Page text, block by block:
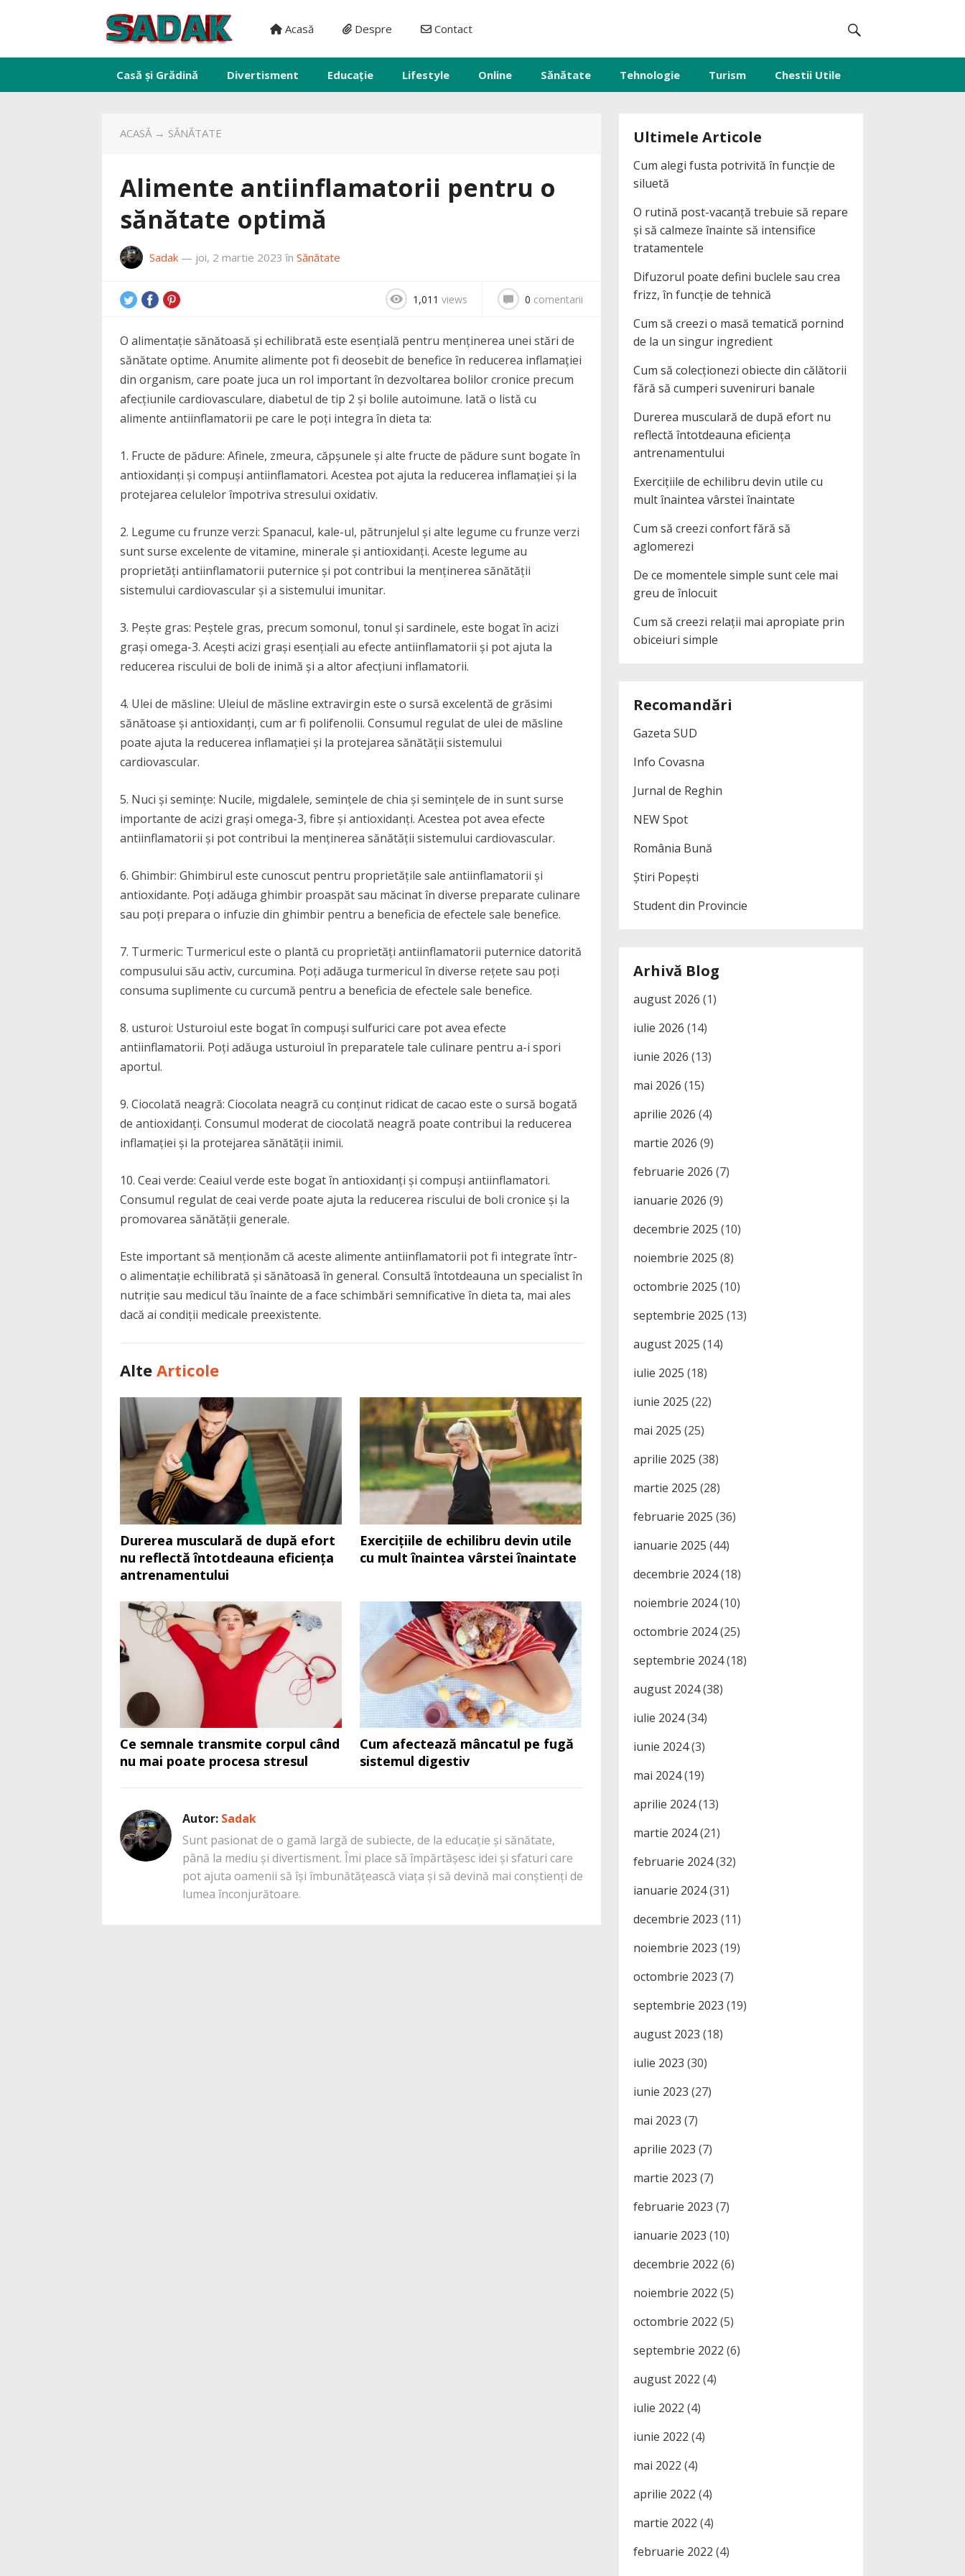
Acasă Despre Contact
Casă și Grădină Divertisment Educație Lifestyle Online Sănătate Tehnologie Turism Chestii Utile
ACASĂ→ SĂNĂTATE
Alimente antiinflamatorii pentru o
sănătate optimă
Sadak — joi, 2 martie 2023 în Sănătate
1,011 views 0 comentarii
O alimentație sănătoasă și echilibrată este esențială pentru menținerea unei stări de
sănătate optime. Anumite alimente pot fi deosebit de benefice în reducerea inflamației
din organism, care poate juca un rol important în dezvoltarea bolilor cronice precum
afecțiunile cardiovasculare, diabetul de tip 2 și bolile autoimune. Iată o listă cu
alimente antiinflamatorii pe care le poți integra în dieta ta:
1. Fructe de pădure: Afinele, zmeura, căpșunele și alte fructe de pădure sunt bogate în
antioxidanți și compuși antiinflamatori. Acestea pot ajuta la reducerea inflamației și la
protejarea celulelor împotriva stresului oxidativ.
2. Legume cu frunze verzi: Spanacul, kale-ul, pătrunjelul și alte legume cu frunze verzi
sunt surse excelente de vitamine, minerale și antioxidanți. Aceste legume au
proprietăți antiinflamatorii puternice și pot contribui la menținerea sănătății
sistemului cardiovascular și a sistemului imunitar.
3. Pește gras: Peștele gras, precum somonul, tonul și sardinele, este bogat în acizi
grași omega-3. Acești acizi grași esențiali au efecte antiinflamatorii și pot ajuta la
reducerea riscului de boli de inimă și a altor afecțiuni inflamatorii.
4. Ulei de măsline: Uleiul de măsline extravirgin este o sursă excelentă de grăsimi
sănătoase și antioxidanți, cum ar fi polifenolii. Consumul regulat de ulei de măsline
poate ajuta la reducerea inflamației și la protejarea sănătății sistemului
cardiovascular.
5. Nuci și semințe: Nucile, migdalele, semințele de chia și semințele de in sunt surse
importante de acizi grași omega-3, fibre și antioxidanți. Acestea pot avea efecte
antiinflamatorii și pot contribui la menținerea sănătății sistemului cardiovascular.
6. Ghimbir: Ghimbirul este cunoscut pentru proprietățile sale antiinflamatorii și
antioxidante. Poți adăuga ghimbir proaspăt sau măcinat în diverse preparate culinare
sau poți prepara o infuzie din ghimbir pentru a beneficia de efectele sale benefice.
7. Turmeric: Turmericul este o plantă cu proprietăți antiinflamatorii puternice datorită
compusului său activ, curcumina. Poți adăuga turmericul în diverse rețete sau poți
consuma suplimente cu curcumă pentru a beneficia de efectele sale benefice.
8. usturoi: Usturoiul este bogat în compuși sulfurici care pot avea efecte
antiinflamatorii. Poți adăuga usturoiul în preparatele tale culinare pentru a-i spori
aportul.
9. Ciocolată neagră: Ciocolata neagră cu conținut ridicat de cacao este o sursă bogată
de antioxidanți. Consumul moderat de ciocolată neagră poate contribui la reducerea
inflamației și la protejarea sănătății inimii.
10. Ceai verde: Ceaiul verde este bogat în antioxidanți și compuși antiinflamatori.
Consumul regulat de ceai verde poate ajuta la reducerea riscului de boli cronice și la
promovarea sănătății generale.
Este important să menționăm că aceste alimente antiinflamatorii pot fi integrate într-
o alimentație echilibrată și sănătoasă în general. Consultă întotdeauna un specialist în
nutriție sau medicul tău înainte de a face schimbări semnificative în dieta ta, mai ales
dacă ai condiții medicale preexistente.
Alte Articole
Durerea musculară de după efort
nu reflectă întotdeauna eficiența
antrenamentului
Exercițiile de echilibru devin utile
cu mult înaintea vârstei înaintate
Ce semnale transmite corpul când
nu mai poate procesa stresul
Cum afectează mâncatul pe fugă
sistemul digestiv
Autor: Sadak
Sunt pasionat de o gamă largă de subiecte, de la educație și sănătate,
până la mediu și divertisment. Îmi place să împărtășesc idei și sfaturi care
pot ajuta oamenii să își îmbunătățească viața și să devină mai conștienți de
lumea înconjurătoare.
Ultimele Articole
Cum alegi fusta potrivită în funcție de
siluetă
O rutină post-vacanță trebuie să repare
și să calmeze înainte să intensifice
tratamentele
Difuzorul poate defini buclele sau crea
frizz, în funcție de tehnică
Cum să creezi o masă tematică pornind
de la un singur ingredient
Cum să colecționezi obiecte din călătorii
fără să cumperi suveniruri banale
Durerea musculară de după efort nu
reflectă întotdeauna eficiența
antrenamentului
Exercițiile de echilibru devin utile cu
mult înaintea vârstei înaintate
Cum să creezi confort fără să
aglomerezi
De ce momentele simple sunt cele mai
greu de înlocuit
Cum să creezi relații mai apropiate prin
obiceiuri simple
Recomandări
Gazeta SUD
Info Covasna
Jurnal de Reghin
NEW Spot
România Bună
Știri Popești
Student din Provincie
Arhivă Blog
august 2026 (1)
iulie 2026 (14)
iunie 2026 (13)
mai 2026 (15)
aprilie 2026 (4)
martie 2026 (9)
februarie 2026 (7)
ianuarie 2026 (9)
decembrie 2025 (10)
noiembrie 2025 (8)
octombrie 2025 (10)
septembrie 2025 (13)
august 2025 (14)
iulie 2025 (18)
iunie 2025 (22)
mai 2025 (25)
aprilie 2025 (38)
martie 2025 (28)
februarie 2025 (36)
ianuarie 2025 (44)
decembrie 2024(18)
noiembrie 2024(10)
octombrie 2024(25)
septembrie 2024(18)
august 2024(38)
iulie 2024(34)
iunie 2024(3)
mai 2024(19)
aprilie 2024(13)
martie 2024(21)
februarie 2024(32)
ianuarie 2024(31)
decembrie 2023 (11)
noiembrie 2023 (19)
octombrie 2023 (7)
septembrie 2023 (19)
august 2023 (18)
iulie 2023 (30)
iunie 2023 (27)
mai 2023 (7)
aprilie 2023 (7)
martie 2023 (7)
februarie 2023 (7)
ianuarie 2023 (10)
decembrie 2022 (6)
noiembrie 2022 (5)
octombrie 2022 (5)
septembrie 2022 (6)
august 2022 (4)
iulie 2022 (4)
iunie 2022 (4)
mai 2022 (4)
aprilie 2022 (4)
martie 2022 (4)
februarie 2022 (4)